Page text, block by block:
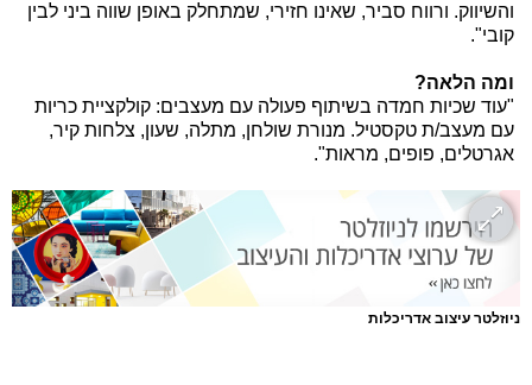
והשיווק. ורווח סביר, שאינו חזירי, שמתחלק באופן שווה ביני לבין
קובי".
ומה הלאה?
"עוד שכיות חמדה בשיתוף פעולה עם מעצבים: קולקציית כריות
עם מעצב/ת טקסטיל. מנורת שולחן, מתלה, שעון, צלחות קיר,
אגרטלים, פופים, מראות".
ניוזלטר עיצוב אדריכלות